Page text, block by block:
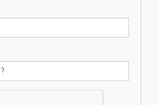
calouros do segundo semestre
Brasília prepara seus